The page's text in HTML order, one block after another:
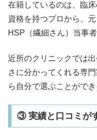
在籍しているのは、臨
資格を持つプロから、
HSP（繊細さん）当事
近所のクリニックでは
さに分かってくれる専
ら自分で選ぶことができ
③ 実績と口コミが